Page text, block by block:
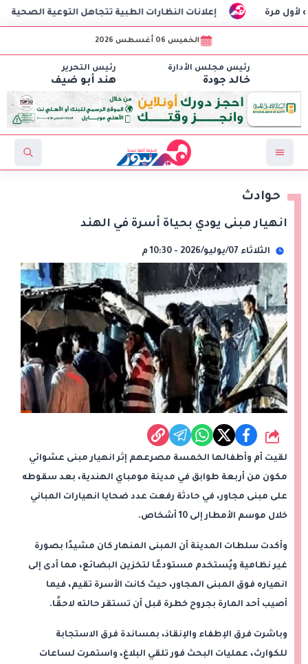
إعلانات النظارات الطبية تتجاهل التوعية الصحية
الخميس 06 أغسطس 2026
رئيس مجلس الأدارة
خالد جودة
رئيس التحرير
هند أبو ضيف
حوادث
انهيار مبنى يودي بحياة أسرة في الهند
الثلاثاء 07/يوليو/2026 - 10:30 م
شارك
لقيت أم وأطفالها الخمسة مصرعهم إثر انهيار مبنى عشوائي
مكون من أربعة طوابق في مدينة مومباي الهندية، بعد سقوطه
على مبنى مجاور، في حادثة رفعت عدد ضحايا انهيارات المباني
خلال موسم الأمطار إلى 10 أشخاص.
وأكدت سلطات المدينة أن المبنى المنهار كان مشيدًا بصورة
غير نظامية ويُستخدم مستودعًا لتخزين البضائع، مما أدى إلى
انهياره فوق المبنى المجاور، حيث كانت الأسرة تقيم، فيما
أصيب أحد المارة بجروح خطرة قبل أن تستقر حالته لاحقًا.
وباشرت فرق الإطفاء والإنقاذ، بمساندة فرق الاستجابة
للكوارث، عمليات البحث فور تلقي البلاغ، واستمرت لساعات